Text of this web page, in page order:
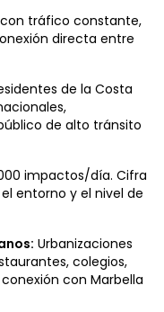
con tráfico constante,
directa entre
de la Costa
de alto tránsito
impactos/día. Cifra
entorno y el nivel de
Urbanizaciones
colegios,
con Marbella